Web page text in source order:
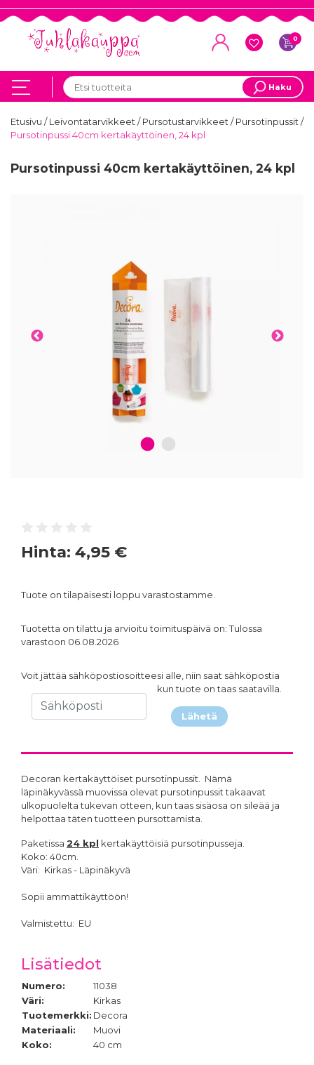
0
Haku
Etusivu /Leivontatarvikkeet/Pursotustarvikkeet/Pursotinpussit/
Pursotinpussi 40cm kertakäyttöinen, 24 kpl
Pursotinpussi 40cm kertakäyttöinen, 24 kpl
1 2
Hinta: 4,95 €
Tuote on tilapäisesti loppu varastostamme.
Tuotetta on tilattu ja arvioitu toimituspäivä on: Tulossa
varastoon 06.08.2026
Voit jättää sähköpostiosoitteesi alle, niin saat sähköpostia
kun tuote on taas saatavilla.
Lähetä
Decoran kertakäyttöiset pursotinpussit. Nämä
läpinäkyvässä muovissa olevat pursotinpussit takaavat
ulkopuolelta tukevan otteen, kun taas sisäosa on sileää ja
helpottaa täten tuotteen pursottamista.
Paketissa 24 kpl kertakäyttöisiä pursotinpusseja.
Koko: 40cm.
Väri: Kirkas - Läpinäkyvä
Sopii ammattikäyttöön!
Valmistettu: EU
Lisätiedot
Numero:
11038
Väri:
Kirkas
Tuotemerkki: Decora
Materiaali:
Muovi
Koko:
40 cm